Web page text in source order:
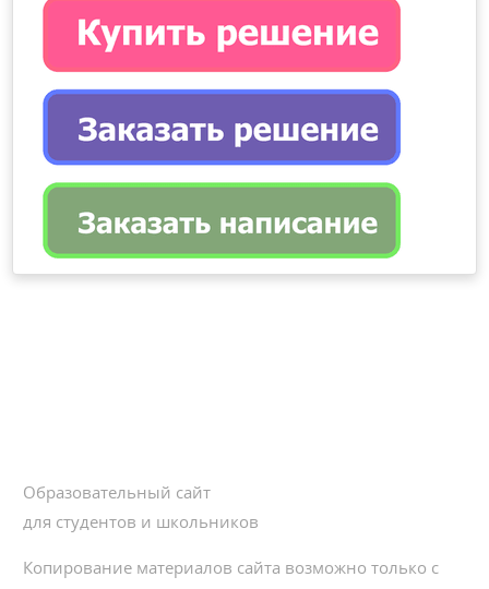
Образовательный сайт
для студентов и школьников
Копирование материалов сайта возможно только с